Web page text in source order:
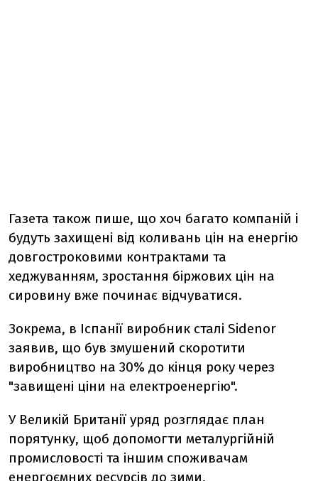
Газета також пише, що хоч багато компаній і
будуть захищені від коливань цін на енергію
довгостроковими контрактами та
хеджуванням, зростання біржових цін на
сировину вже починає відчуватися.
Зокрема, в Іспанії виробник сталі Sidenor
заявив, що був змушений скоротити
виробництво на 30% до кінця року через
"завищені ціни на електроенергію".
У Великій Британії уряд розглядає план
порятунку, щоб допомогти металургійній
промисловості та іншим споживачам
енергоємних ресурсів до зими,